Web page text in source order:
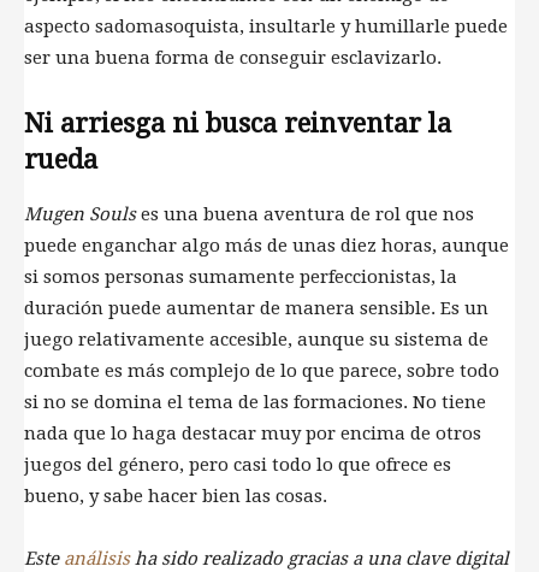
aspecto sadomasoquista, insultarle y humillarle puede
ser una buena forma de conseguir esclavizarlo.
Ni arriesga ni busca reinventar la
rueda
Mugen Soulses una buena aventura de rol que nos
puede enganchar algo más de unas diez horas, aunque
si somos personas sumamente perfeccionistas, la
duración puede aumentar de manera sensible. Es un
juego relativamente accesible, aunque su sistema de
combate es más complejo de lo que parece, sobre todo
si no se domina el tema de las formaciones. No tiene
nada que lo haga destacar muy por encima de otros
juegos del género, pero casi todo lo que ofrece es
bueno, y sabe hacer bien las cosas.
Este análisisha sido realizado gracias a una clave digital